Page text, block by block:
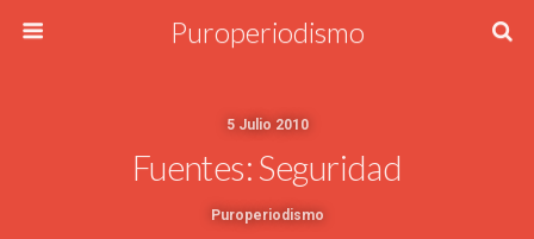
Puroperiodismo
5 Julio 2010
Fuentes: Seguridad
Puroperiodismo